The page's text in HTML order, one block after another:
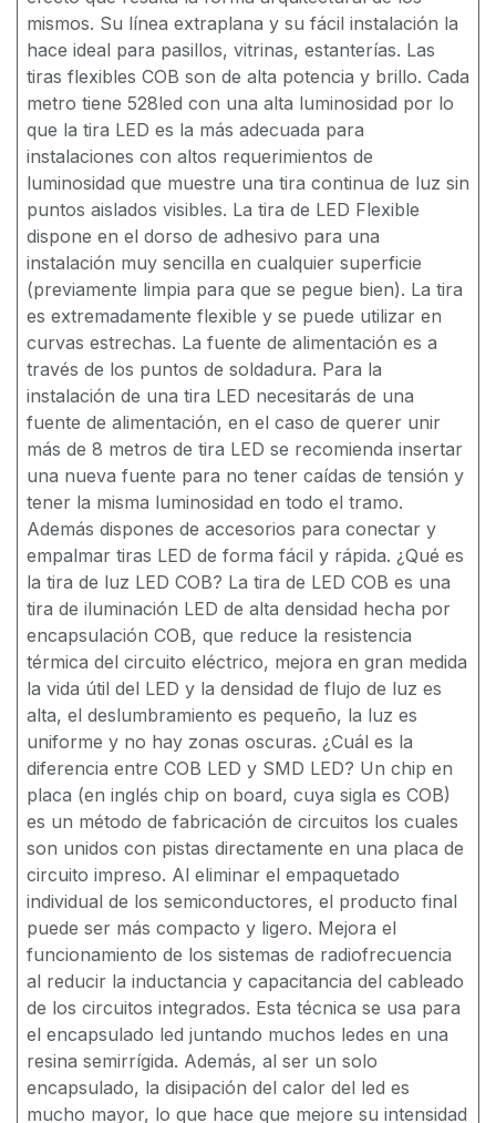
mismos. Su línea extraplana y su fácil instalación la
hace ideal para pasillos, vitrinas, estanterías. Las
tiras flexibles COB son de alta potencia y brillo. Cada
metro tiene 528led con una alta luminosidad por lo
que la tira LED es la más adecuada para
instalaciones con altos requerimientos de
luminosidad que muestre una tira continua de luz sin
puntos aislados visibles. La tira de LED Flexible
dispone en el dorso de adhesivo para una
instalación muy sencilla en cualquier superficie
(previamente limpia para que se pegue bien). La tira
es extremadamente flexible y se puede utilizar en
curvas estrechas. La fuente de alimentación es a
través de los puntos de soldadura. Para la
instalación de una tira LED necesitarás de una
fuente de alimentación, en el caso de querer unir
más de 8 metros de tira LED se recomienda insertar
una nueva fuente para no tener caídas de tensión y
tener la misma luminosidad en todo el tramo.
Además dispones de accesorios para conectar y
empalmar tiras LED de forma fácil y rápida. ¿Qué es
la tira de luz LED COB? La tira de LED COB es una
tira de iluminación LED de alta densidad hecha por
encapsulación COB, que reduce la resistencia
térmica del circuito eléctrico, mejora en gran medida
la vida útil del LED y la densidad de flujo de luz es
alta, el deslumbramiento es pequeño, la luz es
uniforme y no hay zonas oscuras. ¿Cuál es la
diferencia entre COB LED y SMD LED? Un chip en
placa (en inglés chip on board, cuya sigla es COB)
es un método de fabricación de circuitos los cuales
son unidos con pistas directamente en una placa de
circuito impreso. Al eliminar el empaquetado
individual de los semiconductores, el producto final
puede ser más compacto y ligero. Mejora el
funcionamiento de los sistemas de radiofrecuencia
al reducir la inductancia y capacitancia del cableado
de los circuitos integrados. Esta técnica se usa para
el encapsulado led juntando muchos ledes en una
resina semirrígida. Además, al ser un solo
encapsulado, la disipación del calor del led es
mucho mayor, lo que hace que mejore su intensidad